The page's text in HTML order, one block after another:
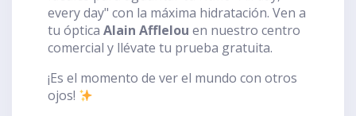
every day" con la máxima hidratación. Ven a
tu óptica Alain Afflelou en nuestro centro
comercial y llévate tu prueba gratuita.
¡Es el momento de ver el mundo con otros
ojos!